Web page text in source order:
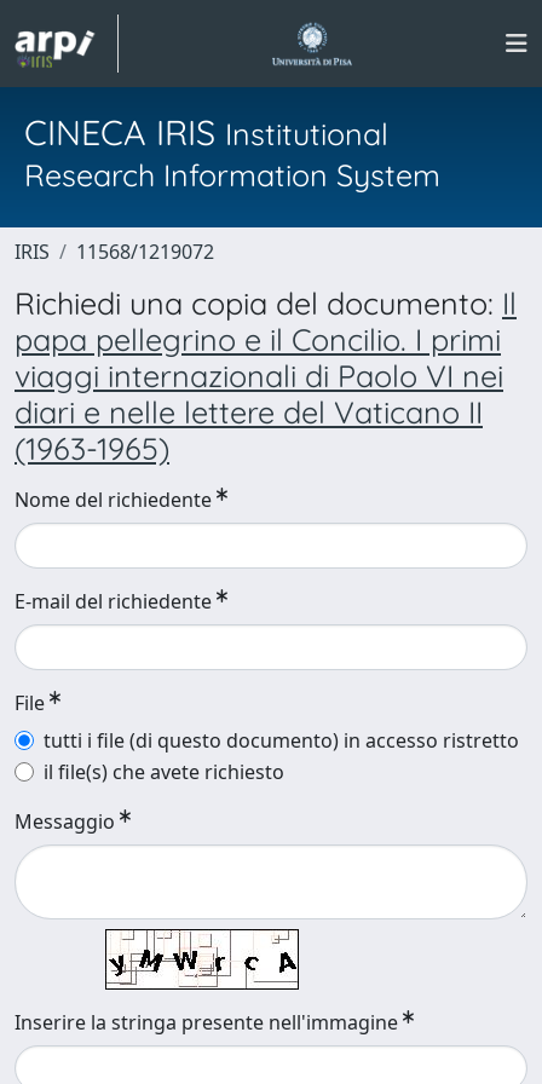
CINECA IRIS Institutional
Research Information System
IRIS 11568/1219072
Richiedi una copia del documento: Il
papa pellegrino e il Concilio. I primi
viaggi internazionali di Paolo VI nei
diari e nelle lettere del Vaticano II
(1963-1965)
Nome del richiedente
E-mail del richiedente
File
tutti i file (di questo documento) in accesso ristretto
il file(s) che avete richiesto
Messaggio
Inserire la stringa presente nell'immagine